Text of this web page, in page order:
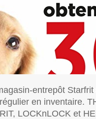
entrepôt
en inventaire.
LOCKnLOCK et